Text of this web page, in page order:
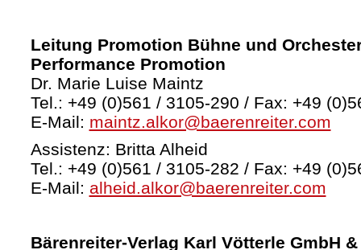
Leitung Promotion Bühne und
Performance Promotion
Dr. Marie Luise Maintz
Tel.: +49 (0)561 / 3105-290 / Fax: +49
E-Mail: maintz.alkor@baerenreiter.com
Assistenz: Britta Alheid
Tel.: +49 (0)561 / 3105-282 / Fax: +49
E-Mail: alheid.alkor@baerenreiter.com
Bärenreiter-Verlag Karl Vötterle GmbH &